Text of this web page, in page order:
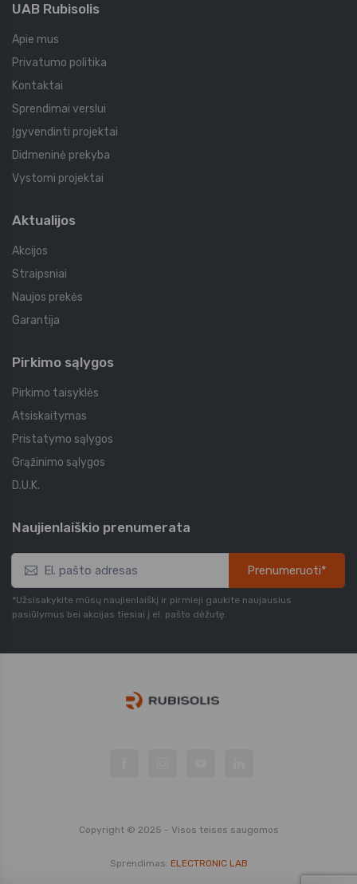
UAB Rubisolis
Apie mus
Privatumo politika
Kontaktai
Sprendimai verslui
Įgyvendinti projektai
Didmeninė prekyba
Vystomi projektai
Aktualijos
Akcijos
Straipsniai
Naujos prekės
Garantija
Pirkimo sąlygos
Pirkimo taisyklės
Atsiskaitymas
Pristatymo sąlygos
Grąžinimo sąlygos
D.U.K.
Naujienlaiškio prenumerata
Prenumeruoti*
*Užsisakykite mūsų naujienlaiškį ir pirmieji gaukite naujausius
pasiūlymus bei akcijas tiesiai į el. pašto dėžutę.
Copyright © 2025 - Visos teises saugomos
Sprendimas: ELECTRONIC LAB